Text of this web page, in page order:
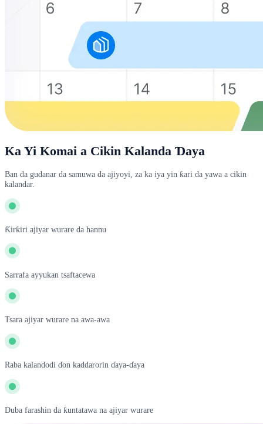
Ka Yi Komai a Cikin Kalanda Ɗaya
Ban da gudanar da samuwa da ajiyoyi, za ka iya yin ƙari da yawa a cikin
kalandar.
Ƙirƙiri ajiyar wurare da hannu
Sarrafa ayyukan tsaftacewa
Tsara ajiyar wurare na awa-awa
Raba kalandodi don kaddarorin ɗaya-ɗaya
Duba farashin da ƙuntatawa na ajiyar wurare